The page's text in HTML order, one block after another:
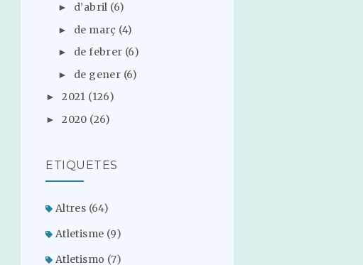
► d’abril (6)
► de març (4)
► de febrer (6)
► de gener (6)
►2021 (126)
►2020 (26)
ETIQUETES
Altres (64)
Atletisme (9)
Atletismo (7)